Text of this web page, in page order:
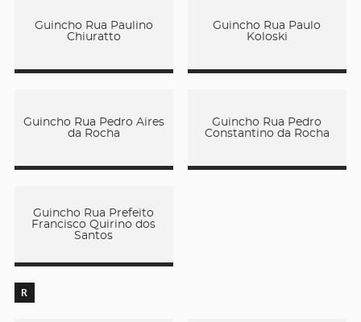
Guincho Rua Paulino
Chiuratto
Guincho Rua Paulo
Koloski
Guincho Rua Pedro Aires
da Rocha
Guincho Rua Pedro
Constantino da Rocha
Guincho Rua Prefeito
Francisco Quirino dos
Santos
R